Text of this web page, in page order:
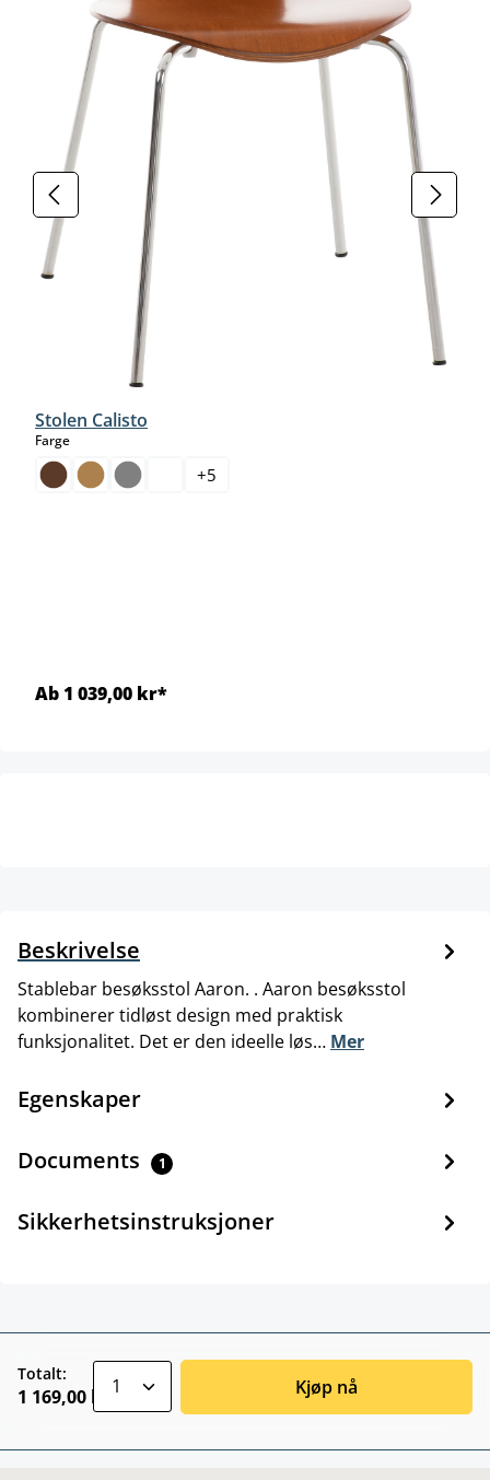
Stolen Calisto
Fargeselect
+5
Ab 1 039,00 kr*
Beskrivelse
Stablebar besøksstol Aaron. . Aaron besøksstol
kombinerer tidløst design med praktisk
funksjonalitet. Det er den ideelle løs… Mer
Egenskaper
Documents 1
Sikkerhetsinstruksjoner
Totalt:
1 169,00 kr Kjøp nå